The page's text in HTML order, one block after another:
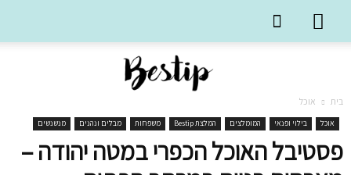
בית אוכל
אוכל בילוי ופנאי המומלצים המלצת Bestip משפחות מבלים ונהנים מנשנשים
פסטיבל האוכל הכפרי במטה יהודה –